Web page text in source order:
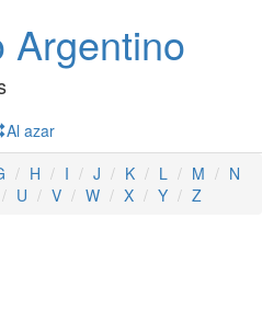
Argentino
Al azar
H I J K L M
N
U V W X Y Z